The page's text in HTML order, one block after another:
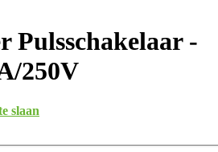
Pulsschakelaar -
250V
slaan